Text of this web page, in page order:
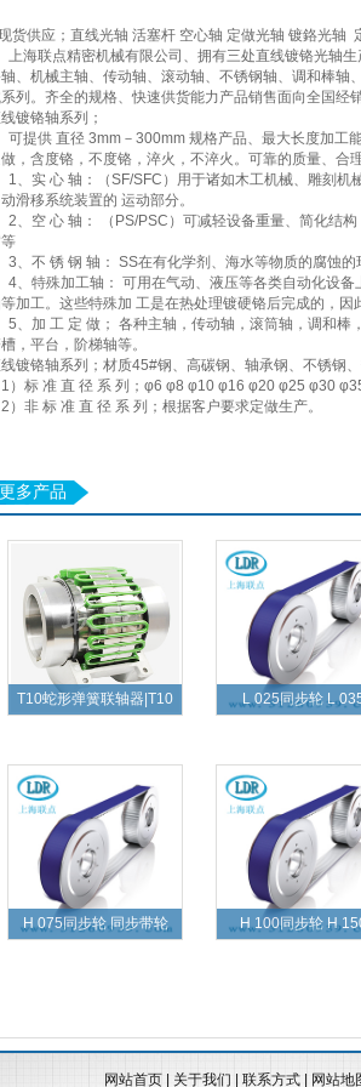
货供应；直线光轴 活塞杆 空心轴 定做光轴 镀鉻光轴
联点精密机械有限公司、拥有三处直线镀铬光轴生
、机械主轴、传动轴、滚动轴、不锈钢轴、调和棒
列。齐全的规格、快速供货能力产品销售面向全国经
镀铬轴系列；
供 直径 3mm－300mm 规格产品、最大长度加工
，含度铬，不度铬，淬火，不淬火。可靠的质量、合
实 心 轴：（SF/SFC）用于诸如木工机械、雕刻机
滑移系统装置的 运动部分。
空 心 轴： （PS/PSC）可减轻设备重量、简化结构
不 锈 钢 轴： SS在有化学剂、海水等物质的腐蚀的
特殊加工轴： 可用在气动、液压等各类自动化设备
加工。这些特殊加 工是在热处理镀硬铬后完成的，因
加 工 定 做； 各种主轴，传动轴，滚筒轴，调和棒
，平台，阶梯轴等。
镀铬轴系列；材质45#钢、高碳钢、轴承钢、不锈钢
）标 准 直 径 系 列；φ6 φ8 φ10 φ16 φ20 φ25 φ30
）非 标 准 直 径 系 列；根据客户要求定做生产。
更多产品
T10蛇形弹簧联轴器|T10 L 025同步轮 L
H 075同步轮 同步带轮 H 100同步轮 H
网站首页 关于我们 联系方式 网站地